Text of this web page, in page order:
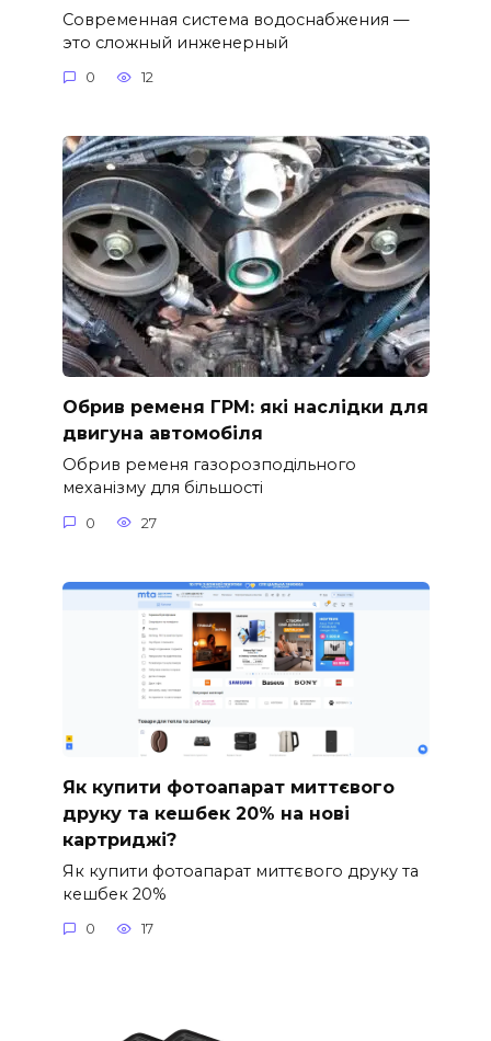
Современная система водоснабжения —
это сложный инженерный
0 12
Обрив ременя ГРМ: які наслідки для
двигуна автомобіля
Обрив ременя газорозподільного
механізму для більшості
0 27
Як купити фотоапарат миттєвого
друку та кешбек 20% на нові
картриджі?
Як купити фотоапарат миттєвого друку та
кешбек 20%
0 17